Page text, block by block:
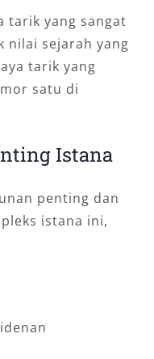
tarik yang sangat
nilai sejarah yang
tarik yang
satu di
Istana
penting dan
istana ini,